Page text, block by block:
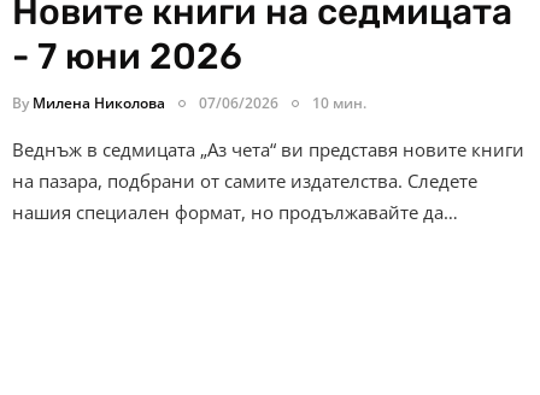
Новите книги на седмицата
- 7 юни 2026
By Милена Николова 07/06/2026 10 мин.
Веднъж в седмицата „Аз чета“ ви представя новите книги
на пазара, подбрани от самите издателства. Следете
нашия специален формат, но продължавайте да…